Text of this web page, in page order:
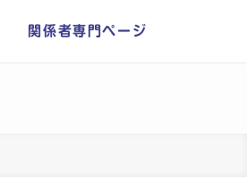
関係者専門ページ